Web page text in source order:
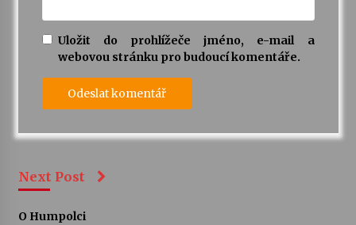
Uložit do prohlížeče jméno, e-mail a
webovou stránku pro budoucí komentáře.
Next Post
O Humpolci